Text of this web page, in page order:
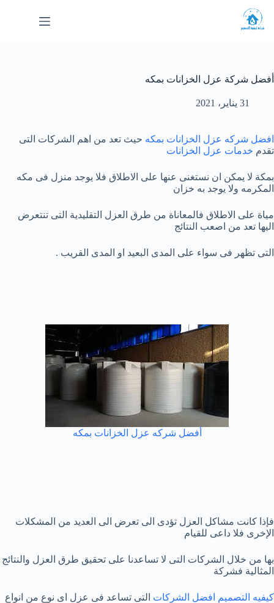
إلى
المحتوى
أفضل شركة عزل الخزانات بمكه
31 يناير، 2021
افضل شركه عزل الخزانات بمكه حيث تعد من اهم الشركات التى
تقدم خدمات عزل الخزانات
بمكة لا يمكن ان نستغنى عنها على الاطلاق فلا يوجد منزل فى مكه
المكرمه ولا يوجد به خزان
مياة على الاطلاق فالمعاناة من طرق العزل التقليدية التى تنتعرض
اليها تعد من اصعب النتائج
التى تظهر فى سواء على المدى البعيد او المدى القريب .
أفضل شركه عزل الخزانات بمكه
فإذا كانت مشاكل العزل تؤدى الى تعرض الى العديد من المشكلات
الإخرى فلا داعى للقيام
بها من خلال الشركات التى لا تساعدنا على تحقيق طرق العزل والنتائج
المثالية فشركة
كيفيه التصميم افضل الشركات التى تساعد فى عزل اى نوع من انواع